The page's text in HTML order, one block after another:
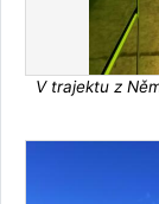
V trajektu z